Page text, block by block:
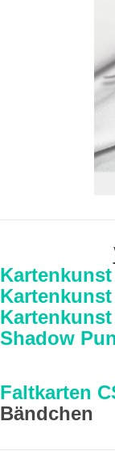
Shadow
Faltkarten
Bändchen